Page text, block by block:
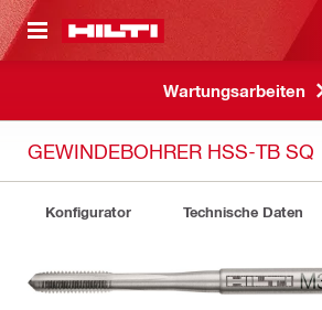
Wartungsarbeiten
GEWINDEBOHRER HSS-TB SQ
Konfigurator Technische Daten